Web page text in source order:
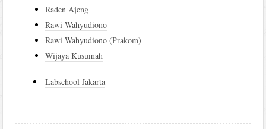
Raden Ajeng
Rawi Wahyudiono
Rawi Wahyudiono (Prakom)
Wijaya Kusumah
Labschool Jakarta